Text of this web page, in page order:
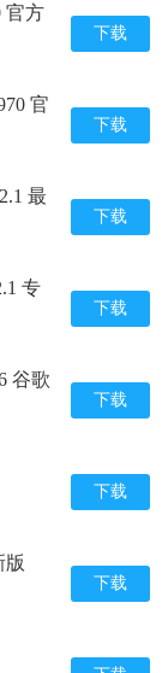
官方
下载
官
下载
最
下载
专
下载
谷歌
下载
下载
版
下载